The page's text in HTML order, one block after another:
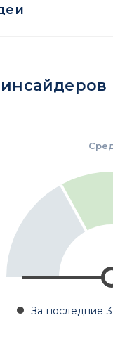
За последние